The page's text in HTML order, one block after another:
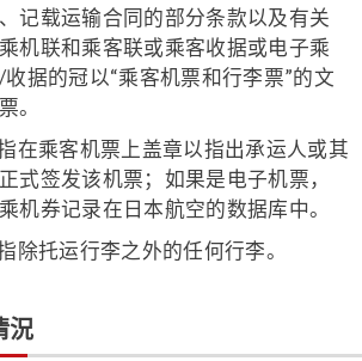
记载运输合同的部分条款以及有关
机联和乘客联或乘客收据或电子乘
据的冠以“乘客机票和行李票”的文
。
在乘客机票上盖章以指出承运人或其
式签发该机票；如果是电子机票，
机券记录在日本航空的数据库中。
除托运行李之外的任何行李。
況